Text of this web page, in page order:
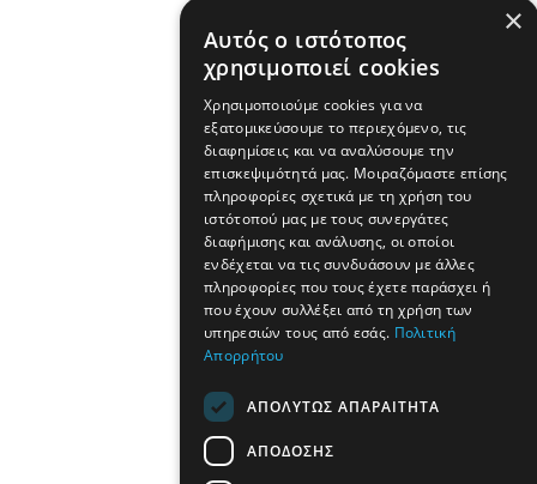
×
Αυτός ο ιστότοπος
χρησιμοποιεί cookies
Χρησιμοποιούμε cookies για να
εξατομικεύσουμε το περιεχόμενο, τις
διαφημίσεις και να αναλύσουμε την
επισκεψιμότητά μας. Μοιραζόμαστε επίσης
πληροφορίες σχετικά με τη χρήση του
ιστότοπού μας με τους συνεργάτες
διαφήμισης και ανάλυσης, οι οποίοι
ενδέχεται να τις συνδυάσουν με άλλες
πληροφορίες που τους έχετε παράσχει ή
που έχουν συλλέξει από τη χρήση των
υπηρεσιών τους από εσάς. Πολιτική
Απορρήτου
ΑΠΟΛΎΤΩΣ ΑΠΑΡΑΊΤΗΤΑ
ΑΠΌΔΟΣΗΣ